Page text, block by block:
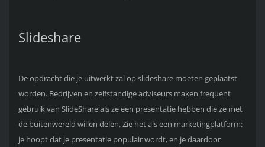
Slideshare
De opdracht die je uitwerkt zal op slideshare moeten geplaatst
worden. Bedrijven en zelfstandige adviseurs maken frequent
gebruik van SlideShare als ze een presentatie hebben die ze met
de buitenwereld willen delen. Zie het als een marketingplatform:
je hoopt dat je presentatie populair wordt, en je daardoor